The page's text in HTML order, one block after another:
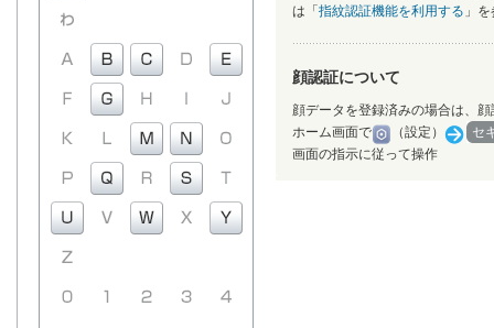
は「指紋認証機能を利用する 」
顔認証について
顔データを登録済みの場合は、
ホーム画面で
（設定）
セ
画面の指示に従って操作